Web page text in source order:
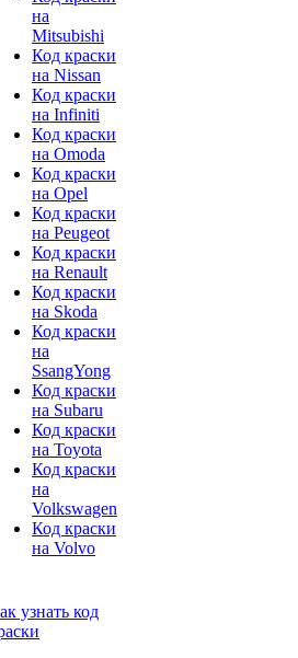
на
Mitsubishi
Код краски
на Nissan
Код краски
на Infiniti
Код краски
на Omoda
Код краски
на Opel
Код краски
на Peugeot
Код краски
на Renault
Код краски
на Skoda
Код краски
на
SsangYong
Код краски
на Subaru
Код краски
на Toyota
Код краски
на
Volkswagen
Код краски
на Volvo
узнать код